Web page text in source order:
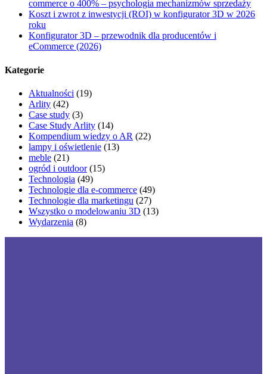
commerce o 400% – psychologia mechanizmów sprzedaży
Koszt i zwrot z inwestycji (ROI) w konfigurator 3D w 2026
roku
Konfigurator 3D – przewodnik dla producentów i
eCommerce (2026)
Kategorie
Aktualności (19)
Arlity (42)
Case study (3)
Case Study Arlity (14)
Kompendium wiedzy o AR (22)
lampy i oświetlenie (13)
meble (21)
ogród i outdoor(15)
Technologia (49)
Technologie dla e-commerce (49)
Technologie dla marketingu (27)
Wszystko o modelowaniu 3D (13)
Wydarzenia (8)